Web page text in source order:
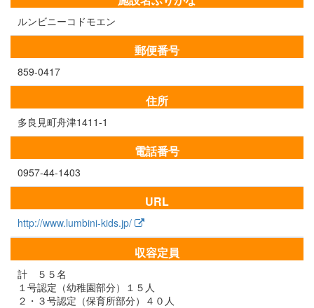
ルンビニーコドモエン
郵便番号
859-0417
住所
多良見町舟津1411-1
電話番号
0957-44-1403
URL
http://www.lumbini-kids.jp/
収容定員
計 ５５名
１号認定（幼稚園部分）１５人
２・３号認定（保育所部分）４０人